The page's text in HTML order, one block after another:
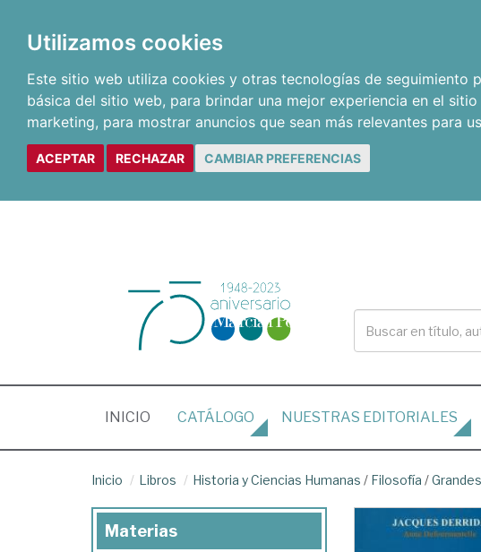
Utilizamos cookies
Este sitio web utiliza cookies y otras tecnologías de seguimiento
básica del sitio web, para brindar una mejor experiencia en el sitio
marketing, para mostrar anuncios que sean más relevantes para
ACEPTAR RECHAZAR CAMBIAR PREFERENCIAS
INICIO (CURRENT)
CATÁLOGO NUESTRAS EDITORIALES
Inicio Libros Historia y Ciencias Humanas / Filosofía /
Materias